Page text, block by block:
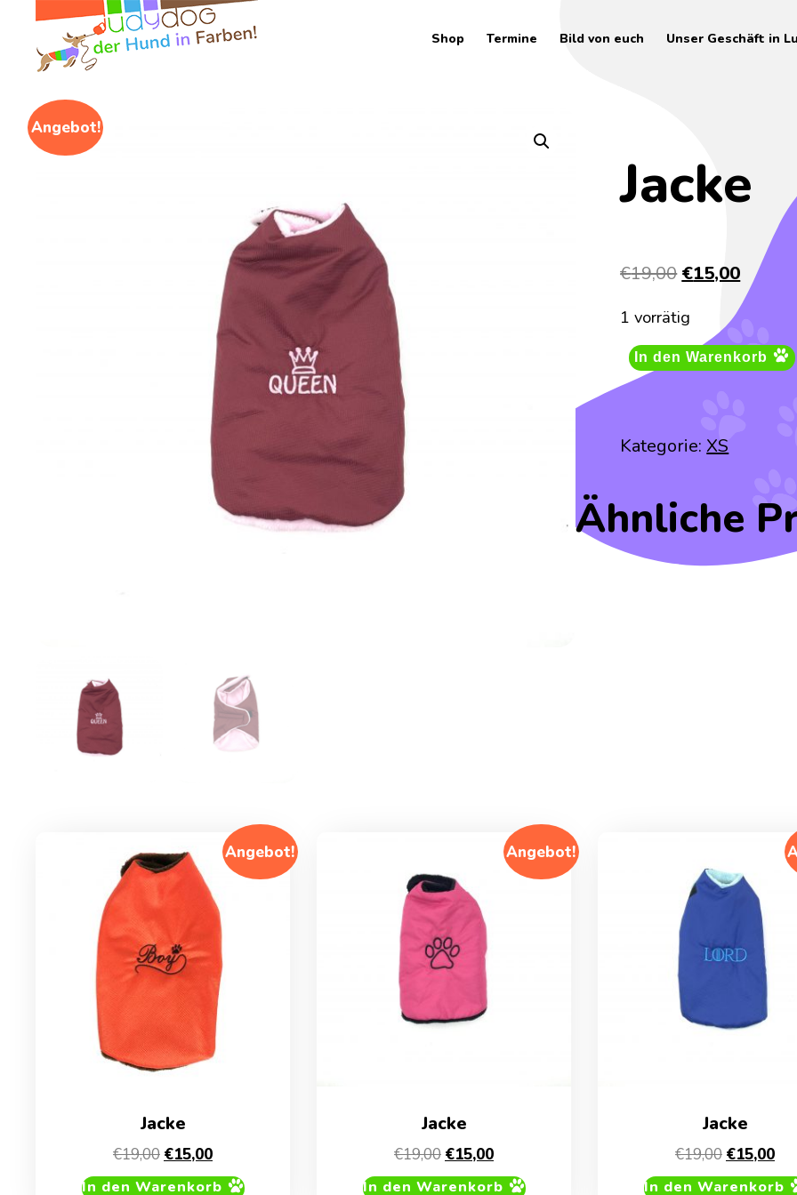
Shop Termine Bild von euch Unser Geschäft in
Angebot!
Jacke
€19,00 Ursprünglicher
war:
€19,00
€15,00
Preis
€15,00.
1 vorrätig
In den Warenkorb
Kategorie:XS
Ähnliche
Angebot!
Jacke
€19,00 Ursprünglicher
Preis
€15,00Aktueller
Preis
In den Warenkorb
Angebot!
Jacke
€19,00 Ursprünglicher
Preis
€15,00Aktueller
Preis
In den Warenkorb
Jacke
€19,00
Preis
€15,00
In den Warenkorb